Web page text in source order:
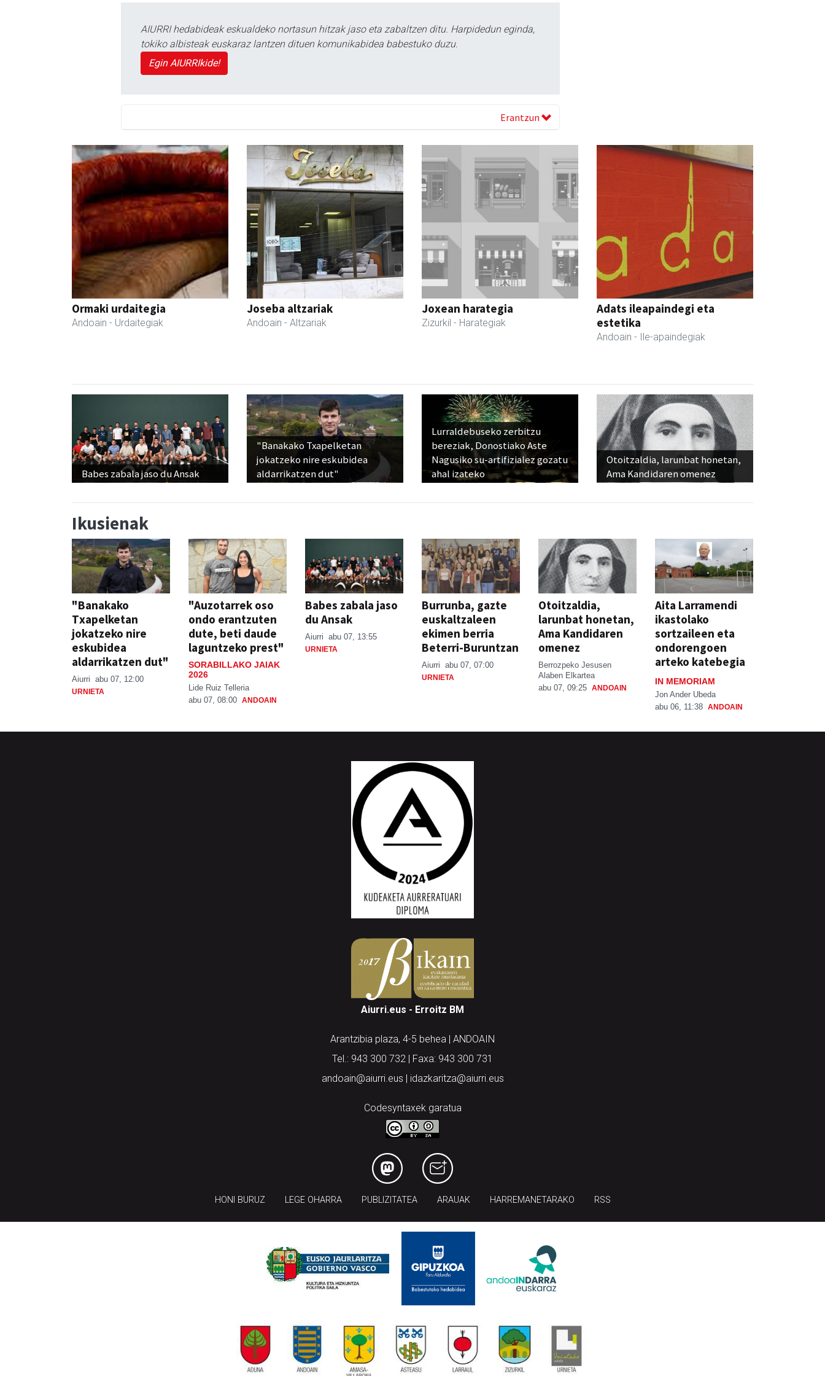
AIURRI hedabideak eskualdeko nortasun hitzak jaso eta zabaltzen ditu. Harpidedun eginda,
tokiko albisteak euskaraz lantzen dituen komunikabidea babestuko duzu.
Egin AIURRIkide!
Erantzun
Ormaki urdaitegia
Andoain - Urdaitegiak
Joseba altzariak
Andoain - Altzariak
Joxean harategia
Zizurkil - Harategiak
Adats ileapaindegi eta
estetika
Andoain - Ile-apaindegiak
Babes zabala jaso du Ansak
"Banakako Txapelketan
jokatzeko nire eskubidea
aldarrikatzen dut"
Lurraldebuseko zerbitzu
bereziak, Donostiako Aste
Nagusiko su-artifizialez gozatu
ahal izateko
Otoitzaldia, larunbat honetan,
Ama Kandidaren omenez
Ikusienak
"Banakako
Txapelketan
jokatzeko nire
eskubidea
aldarrikatzen dut"
Aiurri abu 07, 12:00
URNIETA
"Auzotarrek oso
ondo erantzuten
dute, beti daude
laguntzeko prest"
SORABILLAKO JAIAK
2026
Lide Ruiz Telleria
abu 07, 08:00 ANDOAIN
Babes zabala jaso
du Ansak
Aiurri abu 07, 13:55
URNIETA
Burrunba, gazte
euskaltzaleen
ekimen berria
Beterri-Buruntzan
Aiurri abu 07, 07:00
URNIETA
Otoitzaldia,
larunbat honetan,
Ama Kandidaren
omenez
Berrozpeko Jesusen
Alaben Elkartea
abu 07, 09:25 ANDOAIN
Aita Larramendi
ikastolako
sortzaileen eta
ondorengoen
arteko katebegia
IN MEMORIAM
Jon Ander Ubeda
abu 06, 11:38 ANDOAIN
Aiurri.eus - Erroitz BM
Arantzibia plaza, 4-5 behea | ANDOAIN
Tel.: 943 300 732 | Faxa: 943 300 731
andoain@aiurri.eus | idazkaritza@aiurri.eus
Codesyntaxek garatua
HONI BURUZ LEGE OHARRA PUBLIZITATEA ARAUAK HARREMANETARAKO RSS